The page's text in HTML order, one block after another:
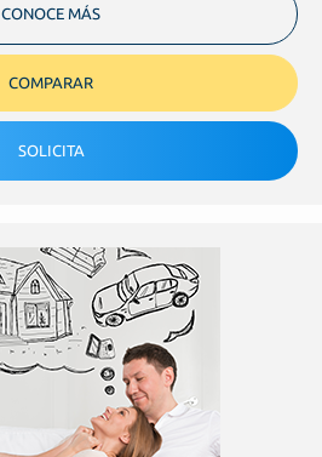
CONOCE MÁS
COMPARAR
SOLICITA